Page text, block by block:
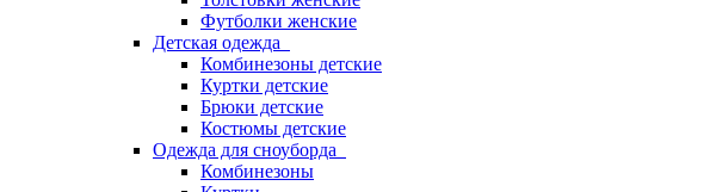
Футболки женские
Детская одежда
Комбинезоны детские
Куртки детские
Брюки детские
Костюмы детские
Одежда для сноуборда
Комбинезоны